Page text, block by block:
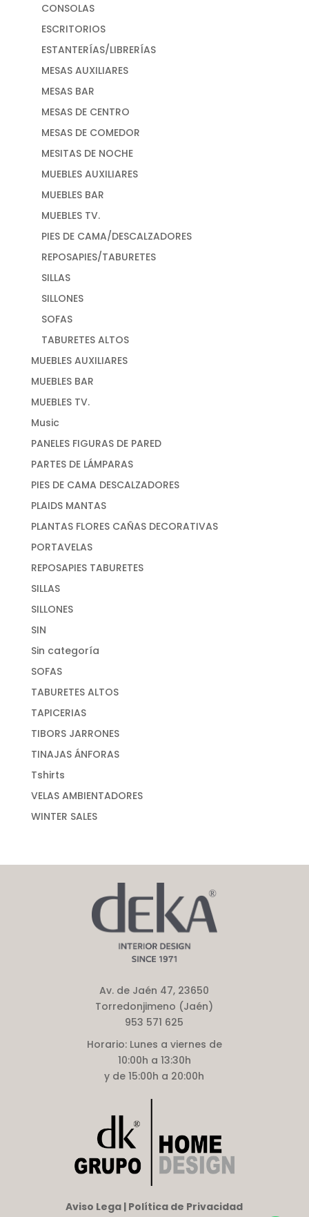
CONSOLAS
ESCRITORIOS
ESTANTERÍAS/LIBRERÍAS
MESAS AUXILIARES
MESAS BAR
MESAS DE CENTRO
MESAS DE COMEDOR
MESITAS DE NOCHE
MUEBLES AUXILIARES
MUEBLES BAR
MUEBLES TV.
PIES DE CAMA/DESCALZADORES
REPOSAPIES/TABURETES
SILLAS
SILLONES
SOFAS
TABURETES ALTOS
MUEBLES AUXILIARES
MUEBLES BAR
MUEBLES TV.
Music
PANELES FIGURAS DE PARED
PARTES DE LÁMPARAS
PIES DE CAMA DESCALZADORES
PLAIDS MANTAS
PLANTAS FLORES CAÑAS DECORATIVAS
PORTAVELAS
REPOSAPIES TABURETES
SILLAS
SILLONES
SIN
Sin categoría
SOFAS
TABURETES ALTOS
TAPICERIAS
TIBORS JARRONES
TINAJAS ÁNFORAS
Tshirts
VELAS AMBIENTADORES
WINTER SALES
Av. de Jaén 47, 23650
Torredonjimeno (Jaén)
953 571 625
Horario:Lunes a viernes de
10:00h a 13:30h
y de 15:00h a 20:00h
Aviso Lega | Política de Privacidad